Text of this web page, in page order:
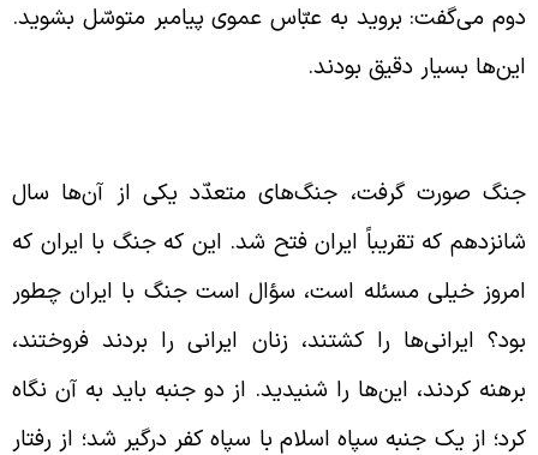
می‌گفت: بروید به عبّاس عموی پیامبر متوسّل بشوید.
بسیار دقیق بودند.
صورت گرفت، جنگ‌های متعدّد یکی از آن‌ها سال
که تقریباً ایران فتح شد. این‌ که جنگ با ایران که
خیلی مسئله است، سؤال است جنگ با ایران چطور
ایرانی‌ها را کشتند، زنان ایرانی را بردند فروختند،
کردند، این‌ها را شنیدید. از دو جنبه باید به آن نگاه
از یک جنبه سپاه اسلام با سپاه کفر درگیر شد؛ از رفتار